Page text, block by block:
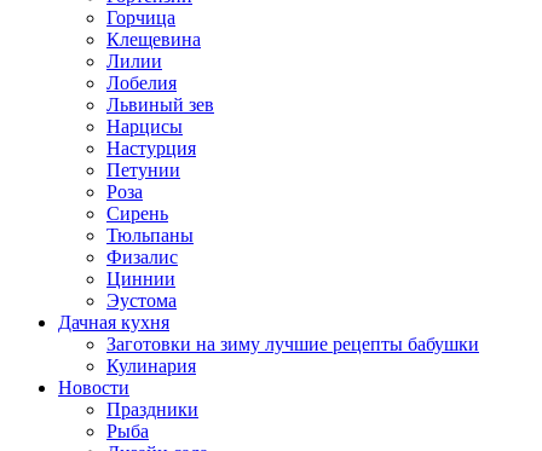
Горчица
Клещевина
Лилии
Лобелия
Львиный зев
Нарцисы
Настурция
Петунии
Роза
Сирень
Тюльпаны
Физалис
Циннии
Эустома
Дачная кухня
Заготовки на зиму лучшие рецепты бабушки
Кулинария
Новости
Праздники
Рыба